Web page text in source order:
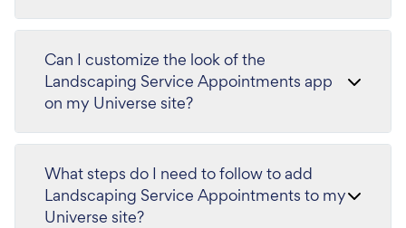
Can I customize the look of the
Landscaping Service Appointments app
on my Universe site?
What steps do I need to follow to add
Landscaping Service Appointments to my
Universe site?